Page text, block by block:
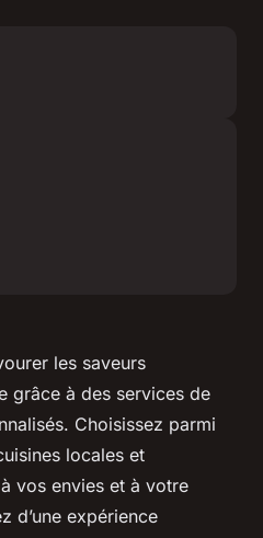
les saveurs
grâce à des services de
Choisissez parmi
locales et
vos envies et à votre
d’une expérience